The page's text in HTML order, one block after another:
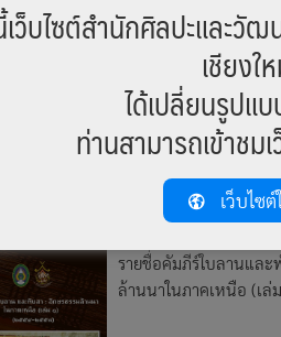
สัพพะตำรายาดีไทลื้อ-ไ
รายชื่อคัมภีร์ใบลานและ
ล้านนาในภาคเหนือ (เล่
ว็บไซต์สำนักศิลปะและวั
เชียงใ
ได้เปลี่ยนรูปแ
ท่านสามารถเข้าชม
เว็บไซ